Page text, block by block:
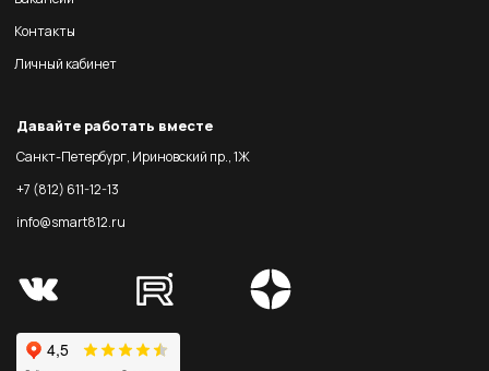
Контакты
Личный кабинет
Давайте работать вместе
Санкт-Петербург, Ириновский пр., 1Ж
+7 (812) 611-12-13
info@smart812.ru